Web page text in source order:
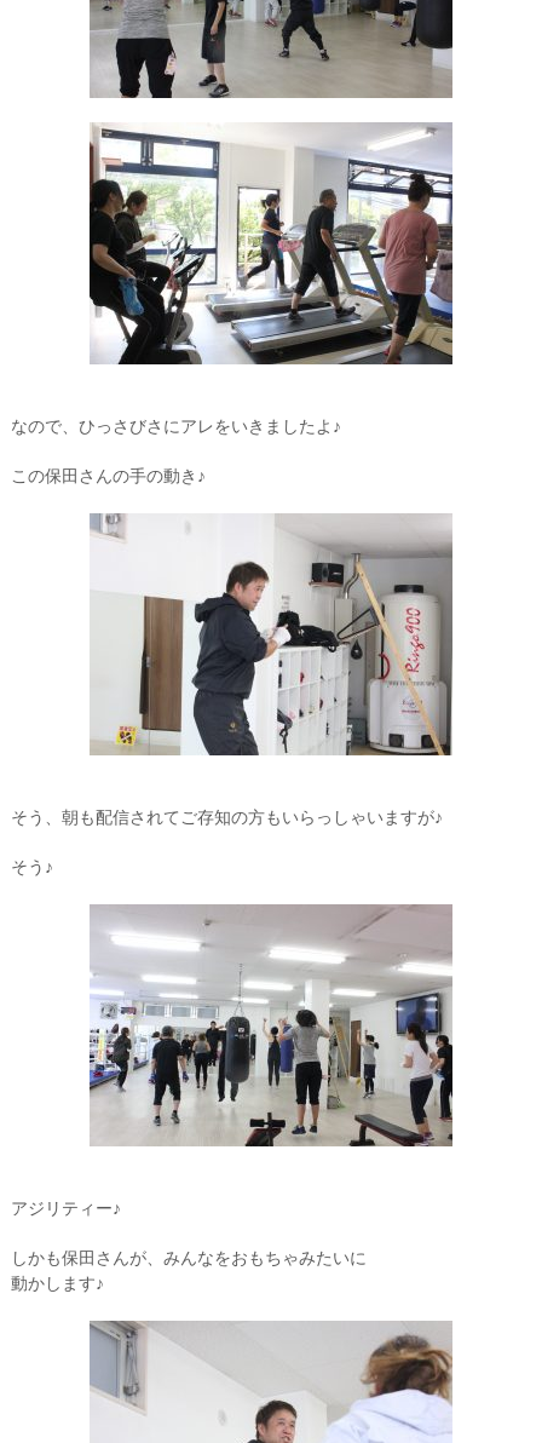
なので、ひっさびさにアレをいきましたよ♪
この保田さんの手の動き♪
そう、朝も配信されてご存知の方もいらっしゃいますが♪
そう♪
アジリティー♪
しかも保田さんが、みんなをおもちゃみたいに
動かします♪